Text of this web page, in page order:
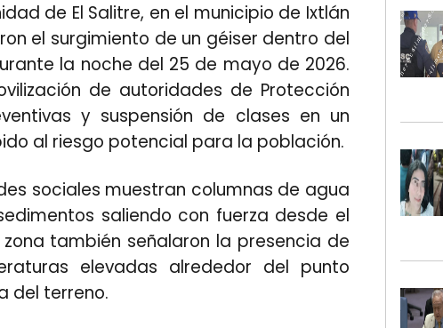
de El Salitre, en el municipio de Ixtlán
el surgimiento de un géiser dentro del
la noche del 25 de mayo de 2026.
de autoridades de Protección
y suspensión de clases en un
al riesgo potencial para la población.
sociales muestran columnas de agua
saliendo con fuerza desde el
también señalaron la presencia de
elevadas alrededor del punto
del terreno.